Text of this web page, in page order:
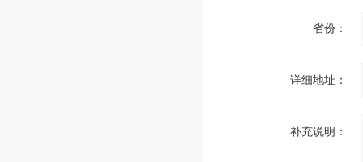
省份：
详细地址：
补充说明：